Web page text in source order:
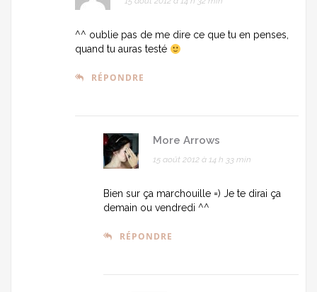
^^ oublie pas de me dire ce que tu en penses,
quand tu auras testé
RÉPONDRE
More Arrows
15 août 2012 à 14 h 33 min
Bien sur ça marchouille =) Je te dirai ça
demain ou vendredi ^^
RÉPONDRE